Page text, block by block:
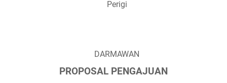
Perigi
DARMAWAN
PROPOSAL PENGAJUAN